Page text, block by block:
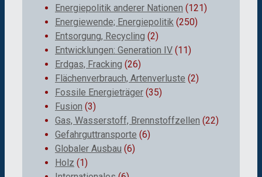
Energiepolitik anderer Nationen (121)
Energiewende; Energiepolitik (250)
Entsorgung, Recycling (2)
Entwicklungen: Generation IV (11)
Erdgas, Fracking (26)
Flächenverbrauch, Artenverluste (2)
Fossile Energieträger (35)
Fusion (3)
Gas, Wasserstoff, Brennstoffzellen (22)
Gefahrguttransporte (6)
Globaler Ausbau (6)
Holz (1)